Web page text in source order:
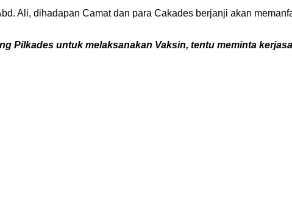
Ali, dihadapan Camat dan para Cakades berjanji akan
Pilkades untuk melaksanakan Vaksin, tentu meminta